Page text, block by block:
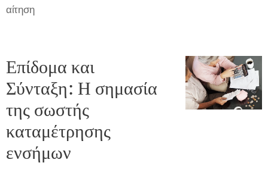
αίτηση
Επίδομα και
Σύνταξη: Η σημασία
της σωστής
καταμέτρησης
ενσήμων